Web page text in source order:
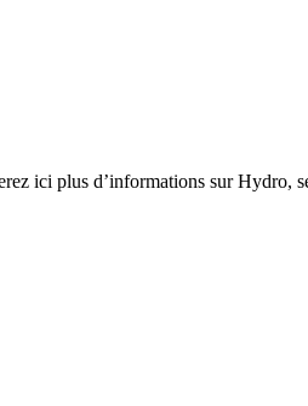
ici plus d’informations sur Hydro,